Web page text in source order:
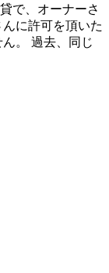
で、オーナーさ
に許可を頂いた
。 過去、同じ